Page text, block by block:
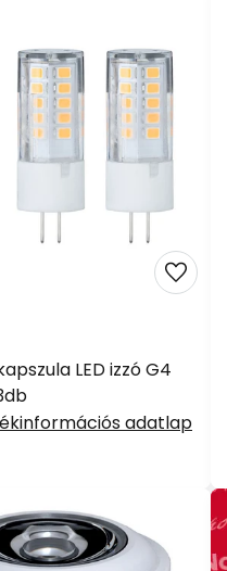
LED izzó G4
adatlap